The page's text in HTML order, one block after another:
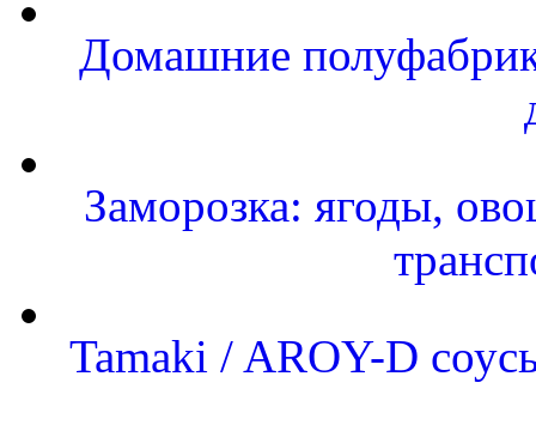
Домашние
Заморозка: ягоды,
Tamaki / AROY-D